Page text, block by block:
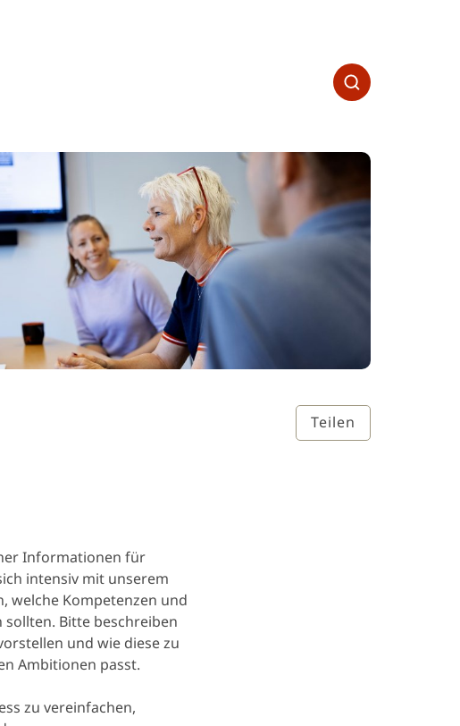
Teilen
Informationen für
intensiv mit unserem
welche Kompetenzen und
Bitte beschreiben
und wie diese zu
Ambitionen passt.
zu vereinfachen,